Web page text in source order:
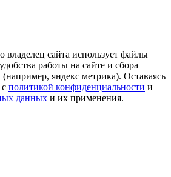
владелец сайта использует файлы
работы на сайте и сбора
яндекс метрика). Оставаясь
политикой конфиденциальности и
данных и их применения.